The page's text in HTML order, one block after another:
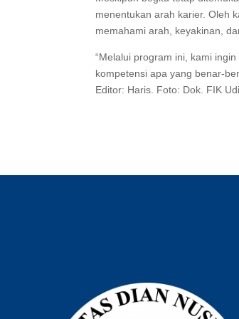
menentukan arah karier. Oleh
memahami arah, keyakinan,
“Melalui program ini, kami
kompetensi apa yang benar-
Editor: Haris. Foto: Dok. FIK